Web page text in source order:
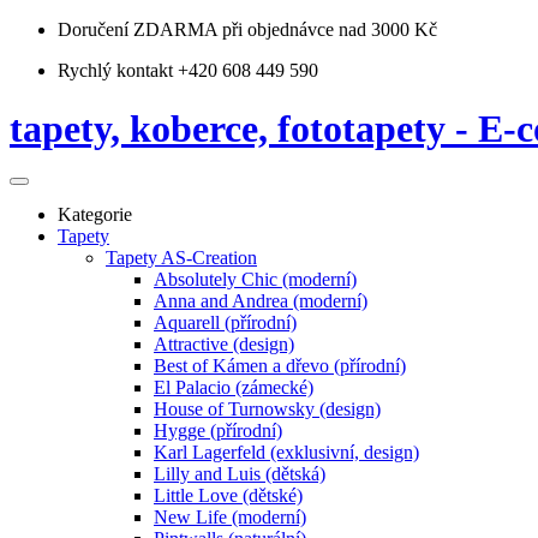
Doručení ZDARMA při objednávce nad 3000 Kč
Rychlý kontakt +420 608 449 590
tapety, koberce, fototapety - E-
Kategorie
Tapety
Tapety AS-Creation
Absolutely Chic (moderní)
Anna and Andrea (moderní)
Aquarell (přírodní)
Attractive (design)
Best of Kámen a dřevo (přírodní)
El Palacio (zámecké)
House of Turnowsky (design)
Hygge (přírodní)
Karl Lagerfeld (exklusivní, design)
Lilly and Luis (dětská)
Little Love (dětské)
New Life (moderní)